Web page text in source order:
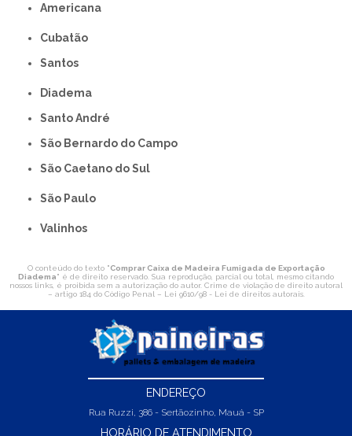
americana
Cubatão
Santos
Diadema
Santo André
São Bernardo do Campo
São Caetano do Sul
São Paulo
Valinhos
O conteúdo do texto "Comprar Caixa de Madeira Fumigada de Exportação
Diadema" é de direito reservado. Sua reprodução, parcial ou total, mesmo citando
nossos links, é proibida sem a autorização do autor. Crime de violação de direito autoral
– artigo 184 do Código Penal – Lei 9610/98 - Lei de direitos autorais.
ENDEREÇO
Rua Ruzzi, 386 - Sertãozinho, Mauá - SP
HORÁRIO DE ATENDIMENTO